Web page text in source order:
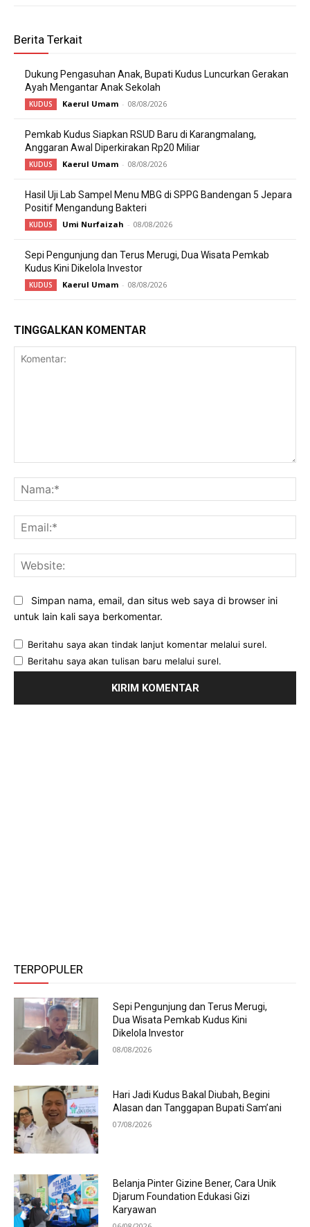
Berita Terkait
Dukung Pengasuhan Anak, Bupati Kudus Luncurkan Gerakan
Ayah Mengantar Anak Sekolah
KUDUS Kaerul Umam - 08/08/2026
Pemkab Kudus Siapkan RSUD Baru di Karangmalang,
Anggaran Awal Diperkirakan Rp20 Miliar
KUDUS Kaerul Umam - 08/08/2026
Hasil Uji Lab Sampel Menu MBG di SPPG Bandengan 5 Jepara
Positif Mengandung Bakteri
KUDUS Umi Nurfaizah - 08/08/2026
Sepi Pengunjung dan Terus Merugi, Dua Wisata Pemkab
Kudus Kini Dikelola Investor
KUDUS Kaerul Umam - 08/08/2026
TINGGALKAN KOMENTAR
Simpan nama, email, dan situs web saya di browser ini
untuk lain kali saya berkomentar.
Beritahu saya akan tindak lanjut komentar melalui surel.
Beritahu saya akan tulisan baru melalui surel.
TERPOPULER
Sepi Pengunjung dan Terus Merugi,
Dua Wisata Pemkab Kudus Kini
Dikelola Investor
08/08/2026
Hari Jadi Kudus Bakal Diubah, Begini
Alasan dan Tanggapan Bupati Sam’ani
07/08/2026
Belanja Pinter Gizine Bener, Cara Unik
Djarum Foundation Edukasi Gizi
Karyawan